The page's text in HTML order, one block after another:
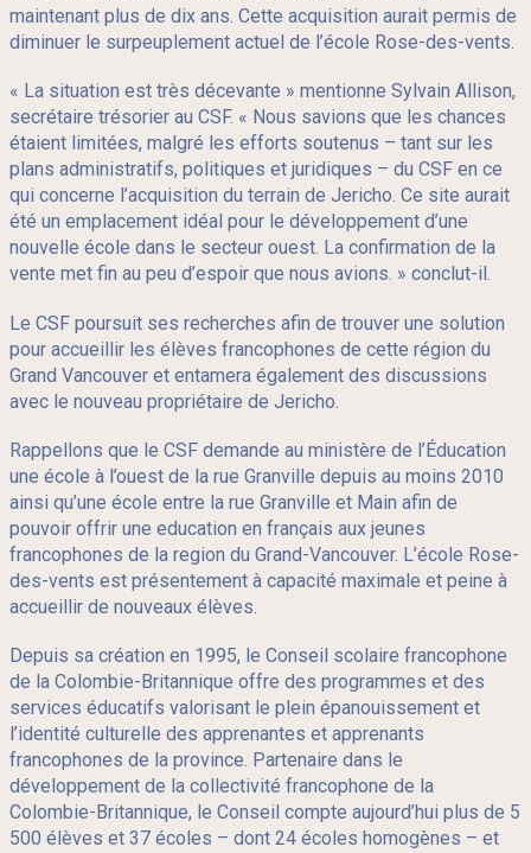
maintenant plus de dix ans. Cette acquisition aurait permis de
diminuer le surpeuplement actuel de l’école Rose-des-vents.
« La situation est très décevante » mentionne Sylvain Allison,
secrétaire trésorier au CSF. « Nous savions que les chances
étaient limitées, malgré les efforts soutenus – tant sur les
plans administratifs, politiques et juridiques – du CSF en ce
qui concerne l’acquisition du terrain de Jericho. Ce site aurait
été un emplacement idéal pour le développement d’une
nouvelle école dans le secteur ouest. La confirmation de la
vente met fin au peu d’espoir que nous avions. » conclut-il.
Le CSF poursuit ses recherches afin de trouver une solution
pour accueillir les élèves francophones de cette région du
Grand Vancouver et entamera également des discussions
avec le nouveau propriétaire de Jericho.
Rappellons que le CSF demande au ministère de l’Éducation
une école à l’ouest de la rue Granville depuis au moins 2010
ainsi qu’une école entre la rue Granville et Main afin de
pouvoir offrir une education en français aux jeunes
francophones de la region du Grand-Vancouver. L’école Rose-
des-vents est présentement à capacité maximale et peine à
accueillir de nouveaux élèves.
Depuis sa création en 1995, le Conseil scolaire francophone
de la Colombie-Britannique offre des programmes et des
services éducatifs valorisant le plein épanouissement et
l’identité culturelle des apprenantes et apprenants
francophones de la province. Partenaire dans le
développement de la collectivité francophone de la
Colombie-Britannique, le Conseil compte aujourd’hui plus de 5
500 élèves et 37 écoles – dont 24 écoles homogènes – et